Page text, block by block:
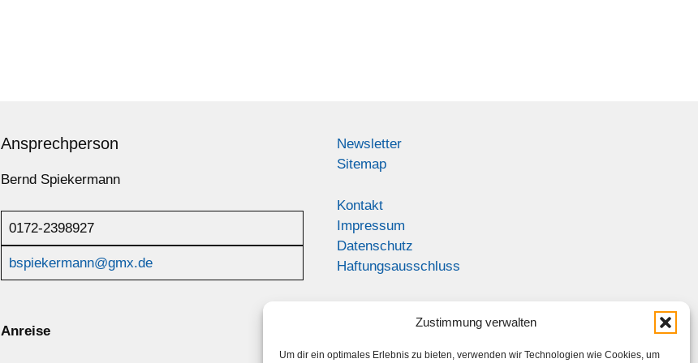
Zustimmung verwalten
Um dir ein optimales Erlebnis zu bieten, verwenden wir Technologien wie Cookies, um
Ansprechperson
Bernd Spiekermann
0172-2398927
bspiekermann@gmx.de
Anreise
Newsletter
Sitemap
Kontakt
Impressum
Datenschutz
Haftungsausschluss